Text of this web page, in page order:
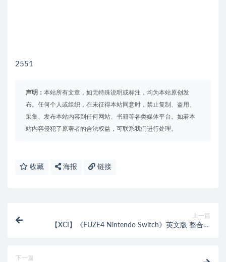
2551
声明： 本站所有文章，如无特殊说明或标注，均为本站原创发
布。任何个人或组织，在未征得本站同意时，禁止复制、盗用、
采集、发布本站内容到任何网站、书籍等各类媒体平台。如若本
站内容侵犯了原著者的合法权益，可联系我们进行处理。
收藏 海报 链接
上一篇
【XCI】《FUZE4 Nintendo Switch》英文版 整合版
下一篇